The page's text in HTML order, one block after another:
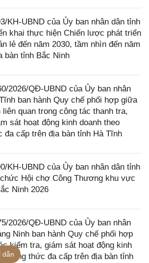
KH-UBND của Ủy ban nhân dân tỉnh
khai thực hiện Chiến lược phát triển
lẻ đến năm 2030, tầm nhìn đến năm
bàn tỉnh Bắc Ninh
2026/QĐ-UBND của Ủy ban nhân
ban hành Quy chế phối hợp giữa
quan trong công tác thanh tra,
sát hoạt động kinh doanh theo
đa cấp trên địa bàn tỉnh Hà Tĩnh
KH-UBND của Ủy ban nhân dân tỉnh
Hội chợ Công Thương khu vực
Ninh 2026
2026/QĐ-UBND của Ủy ban nhân
Ninh ban hành Quy chế phối hợp
kiểm tra, giám sát hoạt động kinh
thức đa cấp trên địa bàn tỉnh
dẫn